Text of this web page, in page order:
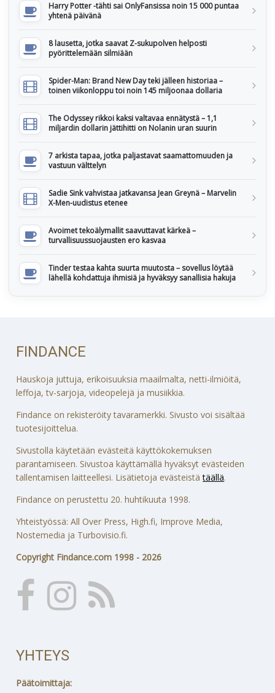
Harry Potter -tähti sai OnlyFansissa noin 15 000 puntaa
yhtenä päivänä
8 lausetta, jotka saavat Z-sukupolven helposti
pyörittelemään silmiään
Spider-Man: Brand New Day teki jälleen historiaa –
toinen viikonloppu toi noin 145 miljoonaa dollaria
The Odyssey rikkoi kaksi valtavaa ennätystä – 1,1
miljardin dollarin jättihitti on Nolanin uran suurin
7 arkista tapaa, jotka paljastavat saamattomuuden ja
vastuun välttelyn
Sadie Sink vahvistaa jatkavansa Jean Greynä – Marvelin
X-Men-uudistus etenee
Avoimet tekoälymallit saavuttavat kärkeä –
turvallisuussuojausten ero kasvaa
Tinder testaa kahta suurta muutosta – sovellus löytää
lähellä kohdattuja ihmisiä ja hyväksyy sanallisia hakuja
FINDANCE
Hauskoja juttuja, erikoisuuksia maailmalta, netti-ilmiöitä,
leffoja, tv-sarjoja, videopelejä ja musiikkia.
Findance on rekisteröity tavaramerkki. Sivusto voi sisältää
tuotesijoittelua.
Sivustolla käytetään evästeitä käyttökokemuksen
parantamiseen. Sivustoa käyttämällä hyväksyt evästeiden
tallentamisen laitteellesi. Lisätietoja evästeistätäällä.
Findance on perustettu 20. huhtikuuta 1998.
Yhteistyössä: All Over Press, High.fi, Improve Media,
Nostemedia ja Turbovisio.fi.
Copyright Findance.com 1998 - 2026
YHTEYS
Päätoimittaja: